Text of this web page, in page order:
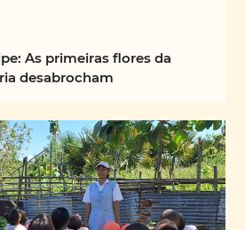
As primeiras flores da
desabrocham